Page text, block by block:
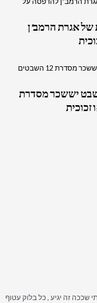
של אגרת הרמב"ן
שבט יששכר מסדרת
שככה זה יגיע , כל בלוק עטוף